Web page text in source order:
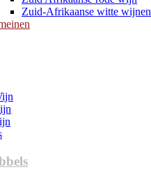
Zuid-Afrikaanse witte wijnen